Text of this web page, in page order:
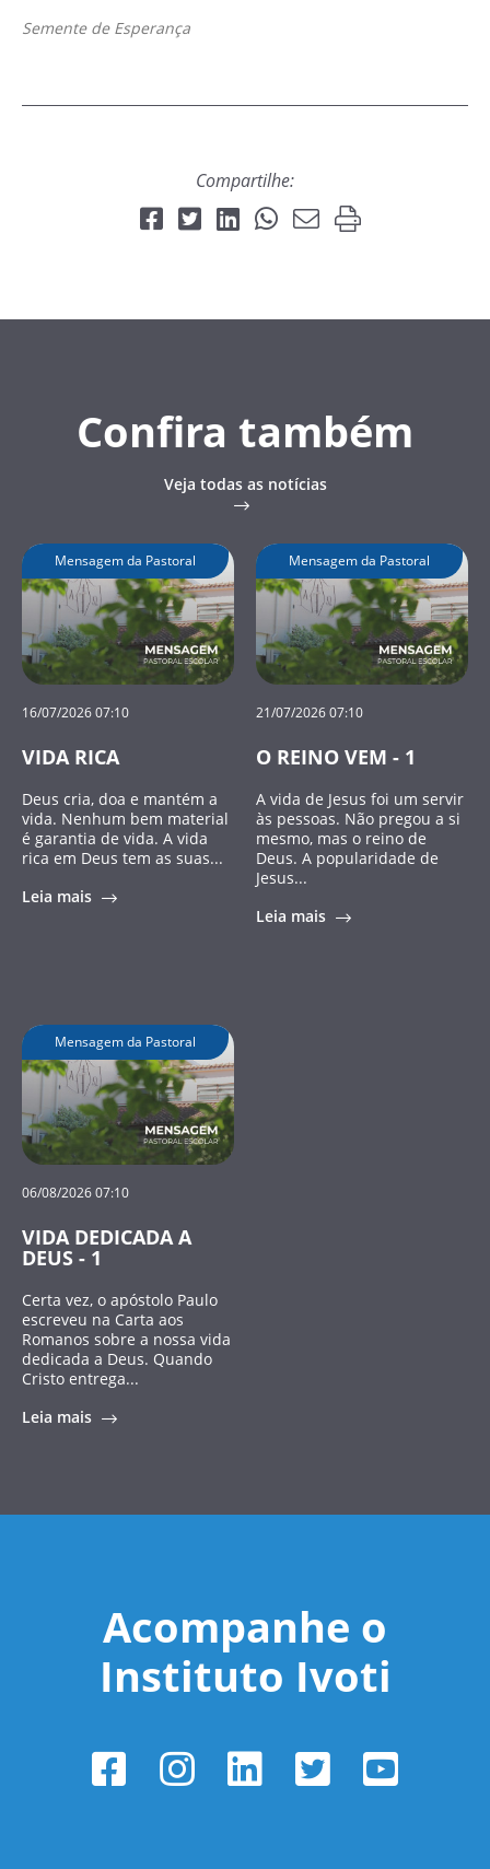
Semente de Esperança
Compartilhe:
Confira também
Veja todas as notícias
Mensagem da Pastoral
16/07/2026 07:10
VIDA RICA
Deus cria, doa e mantém a
vida. Nenhum bem material
é garantia de vida. A vida
rica em Deus tem as suas...
Leia mais
Mensagem da Pastoral
21/07/2026 07:10
O REINO VEM - 1
A vida de Jesus foi um servir
às pessoas. Não pregou a si
mesmo, mas o reino de
Deus. A popularidade de
Jesus...
Leia mais
Mensagem da Pastoral
06/08/2026 07:10
VIDA DEDICADA A
DEUS - 1
Certa vez, o apóstolo Paulo
escreveu na Carta aos
Romanos sobre a nossa vida
dedicada a Deus. Quando
Cristo entrega...
Leia mais
Acompanhe o
Instituto Ivoti